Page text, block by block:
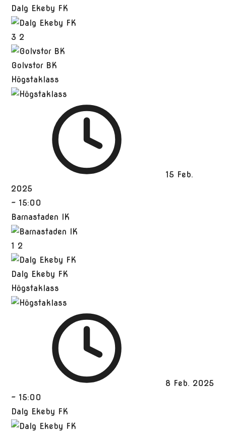
Dalg Ekeby FK
3 2
Golvstor BK
Högstaklass
15 Feb.
2025
- 15:00
Barnastaden IK
1 2
Dalg Ekeby FK
Högstaklass
8 Feb. 2025
- 15:00
Dalg Ekeby FK